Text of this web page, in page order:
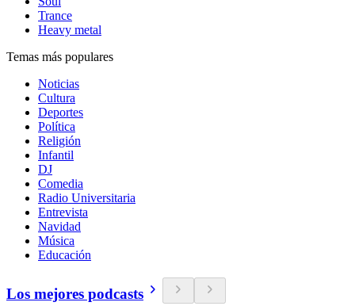
Trance
Heavy metal
Temas más populares
Noticias
Cultura
Deportes
Política
Religión
Infantil
DJ
Comedia
Radio Universitaria
Entrevista
Navidad
Música
Educación
Los mejores podcasts